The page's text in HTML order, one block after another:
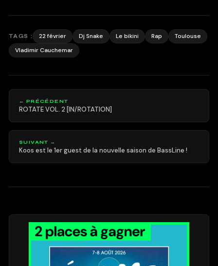
TAGS : 22 février Dj Snake Le bikini Rap
Toulouse
Vladimir Cauchemar
← PRÉCÉDENT
ROTATE VOL. 2 [IN/ROTATION]
SUIVANT →
Koos est le 1er guest de la nouvelle saison de BassLine !